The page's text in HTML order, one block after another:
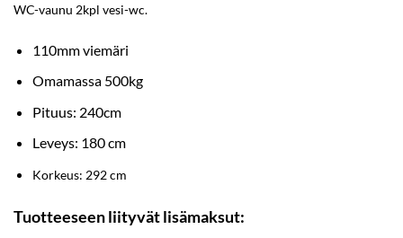
WC-vaunu 2kpl vesi-wc.
110mm viemäri
Omamassa 500kg
Pituus: 240cm
Leveys: 180 cm
Korkeus: 292 cm
Tuotteeseen liityvät lisämaksut: